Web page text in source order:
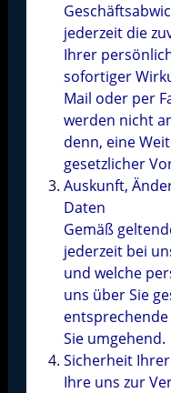
jederzeit die
Ihrer
sofortiger
Mail oder per
werden nicht
denn, eine
gesetzlicher
Auskunft,
Daten
Gemäß
jederzeit bei
und welche
uns über Sie
Sie umgehend.
Sicherheit
Ihre uns zur